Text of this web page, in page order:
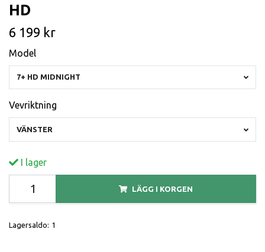
HD
6 199 kr
Model
7+ HD MIDNIGHT
Vevriktning
VÄNSTER
I lager
LÄGG I KORGEN
Lagersaldo: 1